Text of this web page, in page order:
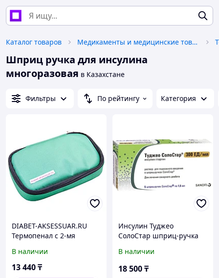
Каталог товаров Медикаменты и медицинские товары
Шприц ручка для инсулина
многоразовая в Казахстане
Фильтры По рейтингу Категория
DIABET-AKSESSUAR.RU
Термопенал с 2-мя
для шприц-ручек и
инсулина зеленый
В наличии
13 440₸
Инсулин Туджео
СолоСтар шприц-ручка
В наличии
18 500₸